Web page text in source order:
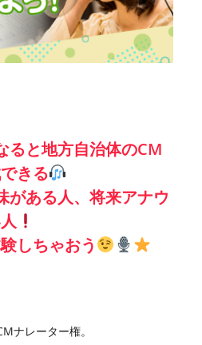
ると地方自治体のCM
きる
がある人、将来アナウ
しちゃおう
ナレーター権。